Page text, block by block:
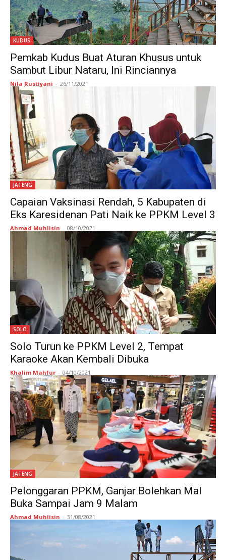
KUDUS
Pemkab Kudus Buat Aturan Khusus untuk
Sambut Libur Nataru, Ini Rinciannya
Nila Rustiyani - 26/11/2021
JATENG
Capaian Vaksinasi Rendah, 5 Kabupaten di
Eks Karesidenan Pati Naik ke PPKM Level 3
Ahmad Muhlisin - 08/10/2021
SOLO
Solo Turun ke PPKM Level 2, Tempat
Karaoke Akan Kembali Dibuka
Khalim Mahfur - 04/10/2021
JATENG
Pelonggaran PPKM, Ganjar Bolehkan Mal
Buka Sampai Jam 9 Malam
Ahmad Muhlisin - 31/08/2021